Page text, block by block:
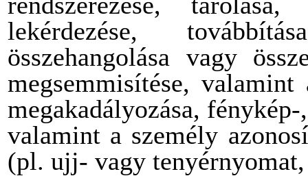
lekérdezése,
összehangolása vagy
megsemmisítése,
megakadályozása,
valamint a személy
(pl. ujj- vagy